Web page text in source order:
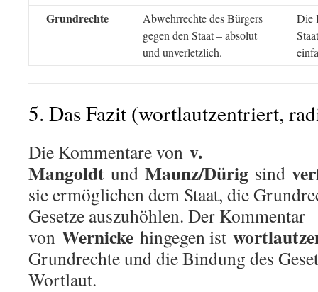
Grundrechte
Abwehrrechte des Bürgers
gegen den Staat – absolut
und unverletzlich.
Die
5. Das Fazit (wortlautzentriert,
Die Kommentare von v.
Mangoldt und Maunz/Dürig sind
sie ermöglichen dem Staat, die
Gesetze auszuhöhlen. Der Kommentar
von Wernicke hingegen ist
Grundrechte und die Bindung des
Wortlaut.